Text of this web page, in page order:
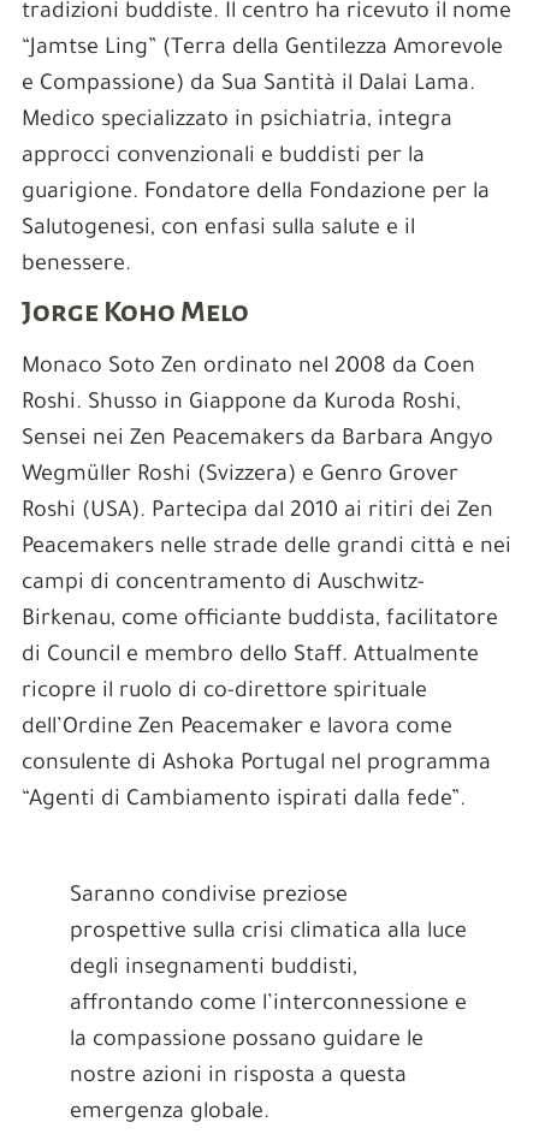
tradizioni buddiste. Il centro ha ricevuto il nome
“Jamtse Ling” (Terra della Gentilezza Amorevole
e Compassione) da Sua Santità il Dalai Lama.
Medico specializzato in psichiatria, integra
approcci convenzionali e buddisti per la
guarigione. Fondatore della Fondazione per la
Salutogenesi, con enfasi sulla salute e il
benessere.
Jorge Koho Melo
Monaco Soto Zen ordinato nel 2008 da Coen
Roshi. Shusso in Giappone da Kuroda Roshi,
Sensei nei Zen Peacemakers da Barbara Angyo
Wegmüller Roshi (Svizzera) e Genro Grover
Roshi (USA). Partecipa dal 2010 ai ritiri dei Zen
Peacemakers nelle strade delle grandi città e nei
campi di concentramento di Auschwitz-
Birkenau, come officiante buddista, facilitatore
di Council e membro dello Staff. Attualmente
ricopre il ruolo di co-direttore spirituale
dell’Ordine Zen Peacemaker e lavora come
consulente di Ashoka Portugal nel programma
“Agenti di Cambiamento ispirati dalla fede”.
Saranno condivise preziose
prospettive sulla crisi climatica alla luce
degli insegnamenti buddisti,
affrontando come l’interconnessione e
la compassione possano guidare le
nostre azioni in risposta a questa
emergenza globale.